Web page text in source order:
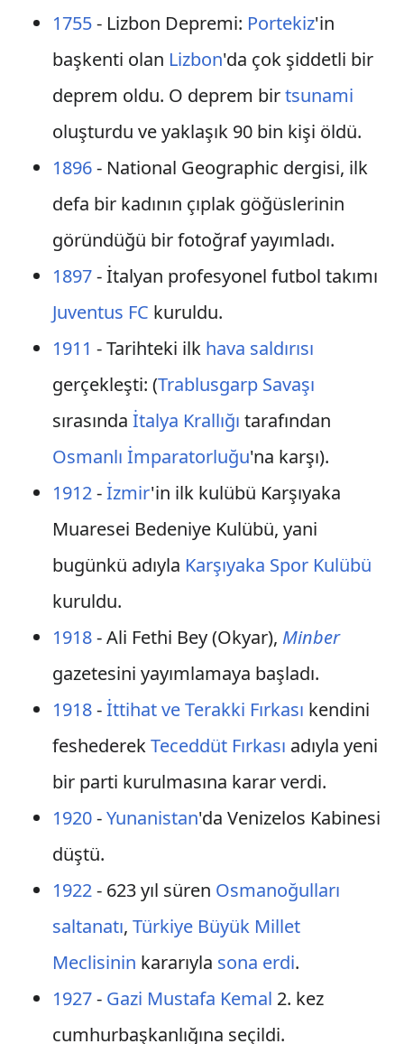
1755- Lizbon Depremi: Portekiz'in
başkenti olan Lizbon'da çok şiddetli bir
deprem oldu. O deprem birtsunami
oluşturdu ve yaklaşık 90 bin kişi öldü.
1896- National Geographic dergisi, ilk
defa bir kadının çıplak göğüslerinin
göründüğü bir fotoğraf yayımladı.
1897- İtalyan profesyonel futbol takımı
Juventus FC kuruldu.
1911 - Tarihteki ilk hava saldırısı
gerçekleşti: (Trablusgarp Savaşı
sırasında İtalya Krallığı tarafından
Osmanlı İmparatorluğu'na karşı).
1912-İzmir'in ilk kulübü Karşıyaka
Muaresei Bedeniye Kulübü, yani
bugünkü adıyla Karşıyaka Spor Kulübü
kuruldu.
1918- Ali Fethi Bey (Okyar), Minber
gazetesini yayımlamaya başladı.
1918-İttihat ve Terakki Fırkası kendini
feshederekTeceddüt Fırkası adıyla yeni
bir parti kurulmasına karar verdi.
1920-Yunanistan'da Venizelos Kabinesi
düştü.
1922- 623 yıl süren Osmanoğulları
saltanatı, Türkiye Büyük Millet
Meclisinin kararıyla sona erdi.
1927- Gazi Mustafa Kemal 2. kez
cumhurbaşkanlığına seçildi.